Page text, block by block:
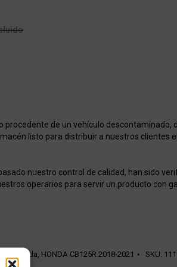
procedente de un vehículo descontaminado,
listo para distribuir a nuestros clientes
nuestro control de calidad, han sido
operarios para servir un producto con
Honda, HONDA CB125R 2018-2021 SKU: